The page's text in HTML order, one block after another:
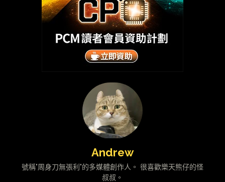
Andrew
號稱"周身刀無張利"的多媒體創作人。 很喜歡樂天熊仔的怪
叔叔。